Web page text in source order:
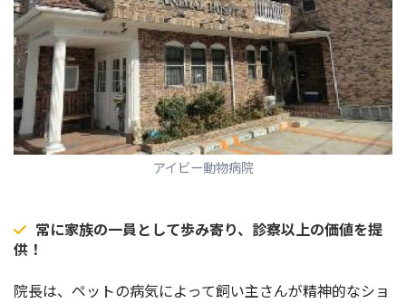
アイビー動物病院
常に家族の一員として歩み寄り、診察以上の価値を提
供！
院長は、ペットの病気によって飼い主さんが精神的なショ